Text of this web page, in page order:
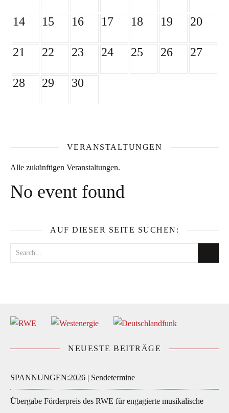
14 15 16 17 18 19 20
21 22 23 24 25 26 27
28 29 30
VERANSTALTUNGEN
Alle zukünftigen Veranstaltungen.
No event found
AUF DIESER SEITE SUCHEN:
NEUESTE BEITRÄGE
SPANNUNGEN:2026 | Sendetermine
Übergabe Förderpreis des RWE für engagierte musikalische